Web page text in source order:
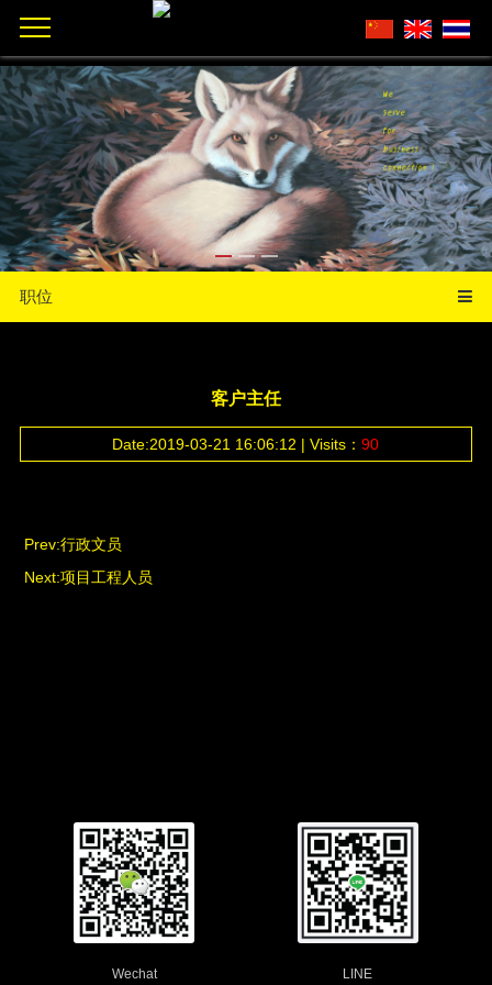
职位
客户主任
Date:2019-03-21 16:06:12 | Visits：90
Prev:行政文员
Next:项目工程人员
Wechat LINE